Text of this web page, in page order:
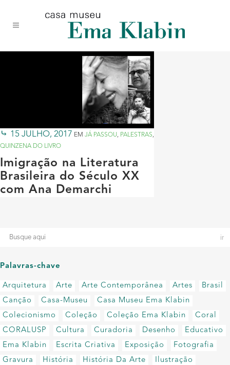
conteúdo
navegação
site
15 JULHO, 2017 EM JÁ PASSOU, PALESTRAS,
QUINZENA DO LIVRO
Imigração na Literatura
Brasileira do Século XX
com Ana Demarchi
Palavras-chave
Arquitetura Arte Arte Contemporânea Artes
Brasil
Canção
Casa-Museu
Casa Museu Ema Klabin
Colecionismo
Coleção Coleção Ema Klabin
Coral
CORALUSP
Cultura Curadoria Desenho
Educativo
Ema Klabin
Escrita Criativa Exposição
Fotografia
Gravura
História História Da Arte
Ilustração